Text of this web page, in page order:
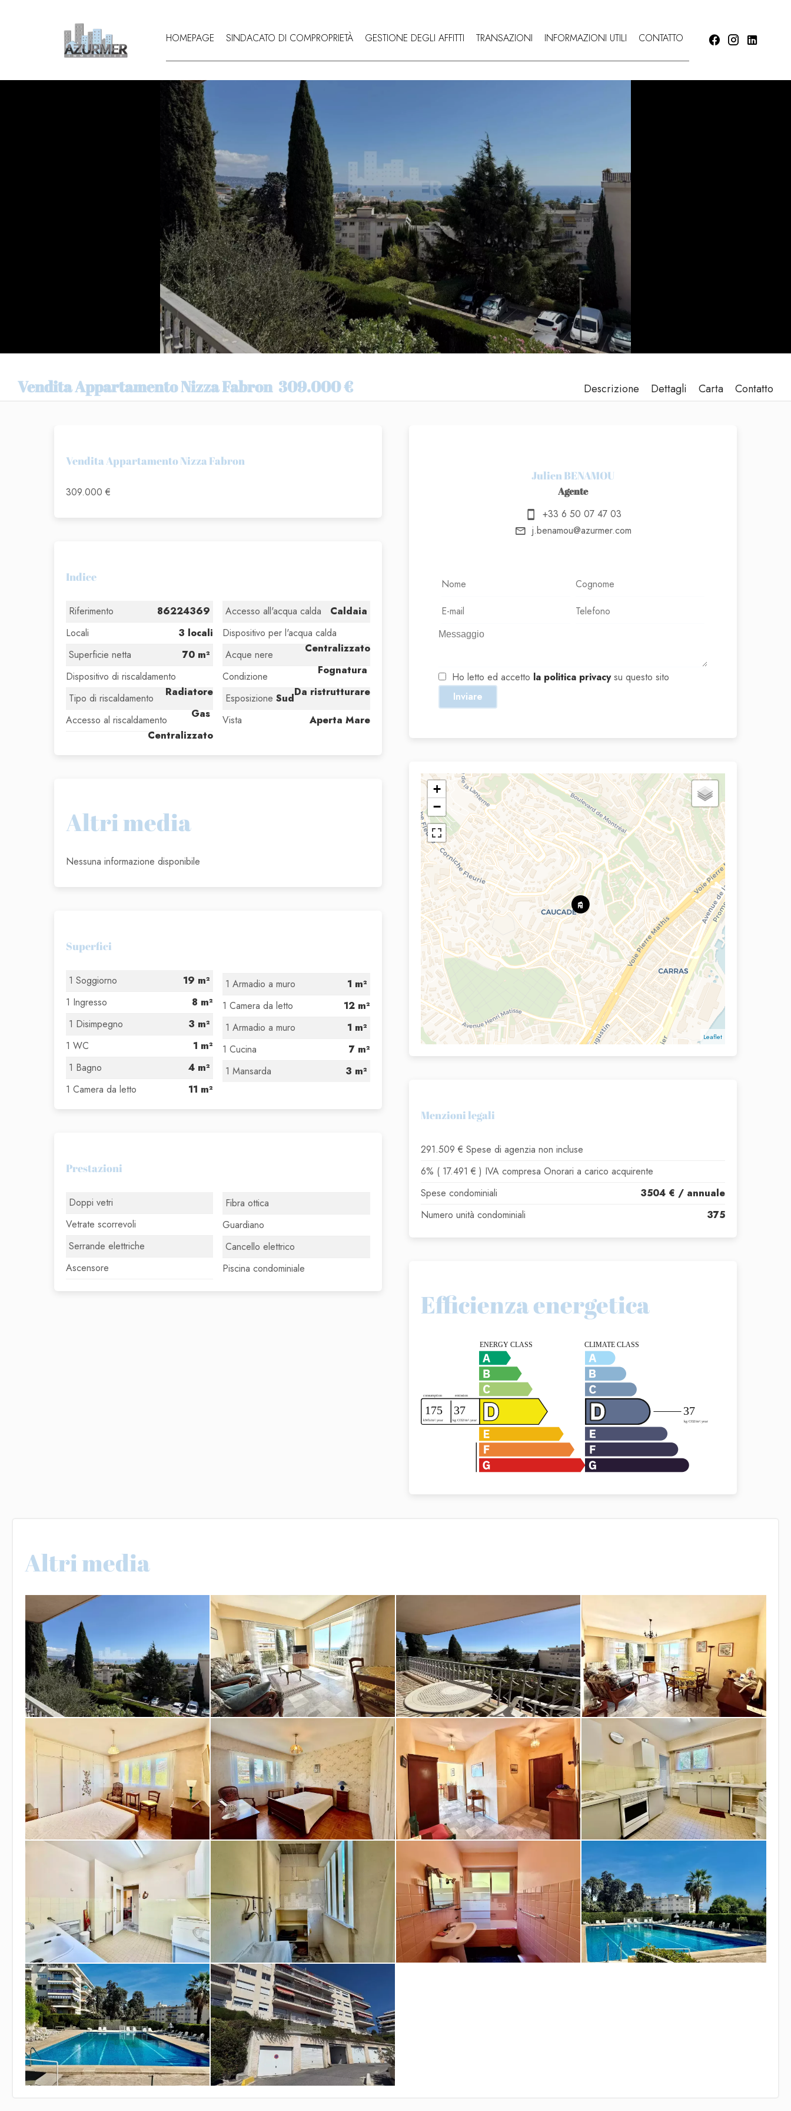
HOMEPAGE SINDACATO DI COMPROPRIETÀ GESTIONE DEGLI AFFITTI TRANSAZIONI INFORMAZIONI UTILI CONTATTO
Vendita Appartamento Nizza Fabron 309.000 € Descrizione Dettagli Carta Contatto
Vendita Appartamento Nizza Fabron
309.000 €
Indice
Riferimento
86224369
Locali
3 locali
Superficie netta
70 m²
Dispositivo di riscaldamento
Radiatore
Tipo di riscaldamento
Gas
Accesso al riscaldamento
Centralizzato
Accesso all'acqua calda
Caldaia
Dispositivo per l'acqua calda
Centralizzato
Acque nere
Fognatura
Condizione
Da ristrutturare
Esposizione Sud
Vista
Aperta Mare
Altri media
Nessuna informazione disponibile
Superfici
1 Soggiorno
19 m²
1 Ingresso
8 m²
1 Disimpegno
3 m²
1 WC
1 m²
1 Bagno
4 m²
1 Camera da letto
11 m²
1 Armadio a muro
1 m²
1 Camera da letto
12 m²
1 Armadio a muro
1 m²
1 Cucina
7 m²
1 Mansarda
3 m²
Prestazioni
Doppi vetri
Vetrate scorrevoli
Serrande elettriche
Ascensore
Fibra ottica
Guardiano
Cancello elettrico
Piscina condominiale
Julien BENAMOU
Agente
+33 6 50 07 47 03
j.benamou@azurmer.com
Ho letto ed accetto la politica privacysu questo sito
Inviare
+
−
Leaflet
Menzioni legali
291.509 € Spese di agenzia non incluse
6% ( 17.491 € ) IVA compresa Onorari a carico acquirente
Spese condominiali
3504 € / annuale
Numero unità condominiali
375
Efficienza energetica
Altri media